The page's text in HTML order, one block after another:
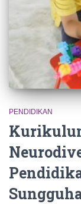
PENDIDIKAN